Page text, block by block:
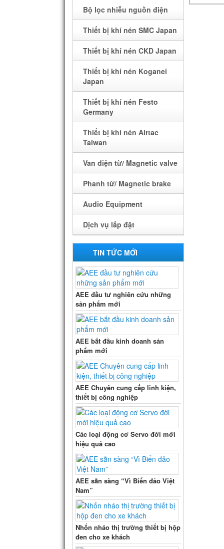
Sửa chữa board Mạch máy
CNC, thay màn hình HMI,
PLC…
LINH KIỆN MÁY CNC
Relay
IC CÔNG NGHIỆP
Dây điện
BAX
Bộ lọc nhiễu nguồn điện
Thiết bị khí nén SMC Japan
Thiết bị khí nén CKD Japan
Thiết bị khí nén Koganei
Japan
Thiết bị khí nén Festo
Germany
Thiết bị khí nén Airtac
Taiwan
Van điện từ/ Magnetic valve
Phanh từ/ Magnetic brake
Audio Equipment
Dịch vụ lắp đặt
LẮP ĐẶT CAMERA
LẮP ĐẶT LED Q.CÁO
CỬA TỰ ĐỘNG
TIN TỨC MỚI
AEE đầu tư nghiên cứu những
sản phẩm mới
AEE bắt đầu kinh doanh sản
phẩm mới
AEE Chuyên cung cấp linh kiện,
thiết bị công nghiệp
Các loại động cơ Servo đời mới
hiệu quả cao
AEE sẵn sàng “Vì Biển đảo Việt
Nam”
Nhốn nháo thị trường thiết bị hộp
đen cho xe khách